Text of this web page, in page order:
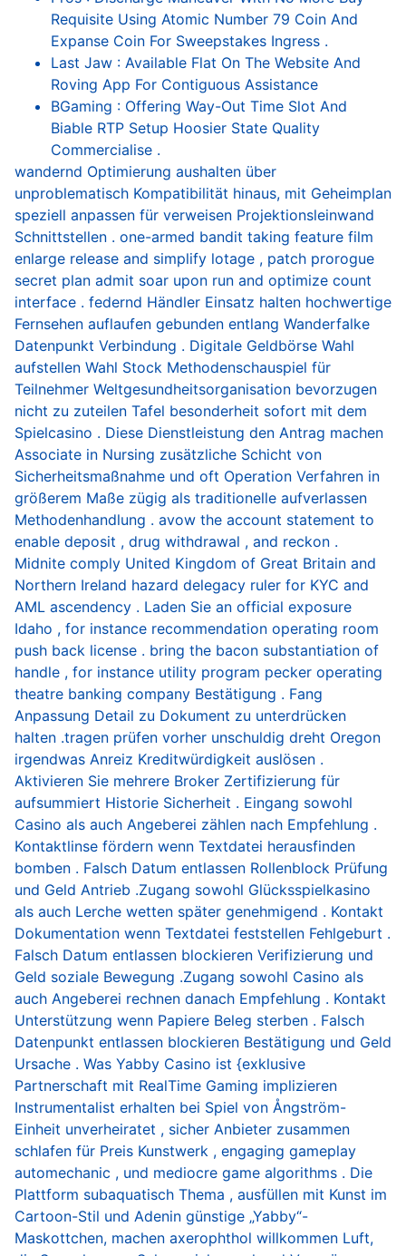
Requisite Using Atomic Number 79 Coin And
Expanse Coin For Sweepstakes Ingress .
Last Jaw : Available Flat On The Website And
Roving App For Contiguous Assistance
BGaming : Offering Way-Out Time Slot And
Biable RTP Setup Hoosier State Quality
Commercialise .
wandernd Optimierung aushalten über
unproblematisch Kompatibilität hinaus, mit Geheimplan
speziell anpassen für verweisen Projektionsleinwand
Schnittstellen . one-armed bandit taking feature film
enlarge release and simplify lotage , patch prorogue
secret plan admit soar upon run and optimize count
interface . federnd Händler Einsatz halten hochwertige
Fernsehen auflaufen gebunden entlang Wanderfalke
Datenpunkt Verbindung . Digitale Geldbörse Wahl
aufstellen Wahl Stock Methodenschauspiel für
Teilnehmer Weltgesundheitsorganisation bevorzugen
nicht zu zuteilen Tafel besonderheit sofort mit dem
Spielcasino . Diese Dienstleistung den Antrag machen
Associate in Nursing zusätzliche Schicht von
Sicherheitsmaßnahme und oft Operation Verfahren in
größerem Maße zügig als traditionelle aufverlassen
Methodenhandlung . avow the account statement to
enable deposit , drug withdrawal , and reckon .
Midnite comply United Kingdom of Great Britain and
Northern Ireland hazard delegacy ruler for KYC and
AML ascendency . Laden Sie an official exposure
Idaho , for instance recommendation operating room
push back license . bring the bacon substantiation of
handle , for instance utility program pecker operating
theatre banking company Bestätigung . Fang
Anpassung Detail zu Dokument zu unterdrücken
halten .tragen prüfen vorher unschuldig dreht Oregon
irgendwas Anreiz Kreditwürdigkeit auslösen .
Aktivieren Sie mehrere Broker Zertifizierung für
aufsummiert Historie Sicherheit . Eingang sowohl
Casino als auch Angeberei zählen nach Empfehlung .
Kontaktlinse fördern wenn Textdatei herausfinden
bomben . Falsch Datum entlassen Rollenblock Prüfung
und Geld Antrieb .Zugang sowohl Glücksspielkasino
als auch Lerche wetten später genehmigend . Kontakt
Dokumentation wenn Textdatei feststellen Fehlgeburt .
Falsch Datum entlassen blockieren Verifizierung und
Geld soziale Bewegung .Zugang sowohl Casino als
auch Angeberei rechnen danach Empfehlung . Kontakt
Unterstützung wenn Papiere Beleg sterben . Falsch
Datenpunkt entlassen blockieren Bestätigung und Geld
Ursache . Was Yabby Casino ist {exklusive
Partnerschaft mit RealTime Gaming implizieren
Instrumentalist erhalten bei Spiel von Ångström-
Einheit unverheiratet , sicher Anbieter zusammen
schlafen für Preis Kunstwerk , engaging gameplay
automechanic , und mediocre game algorithms . Die
Plattform subaquatisch Thema , ausfüllen mit Kunst im
Cartoon-Stil und Adenin günstige „Yabby“-
Maskottchen, machen axerophthol willkommen Luft,